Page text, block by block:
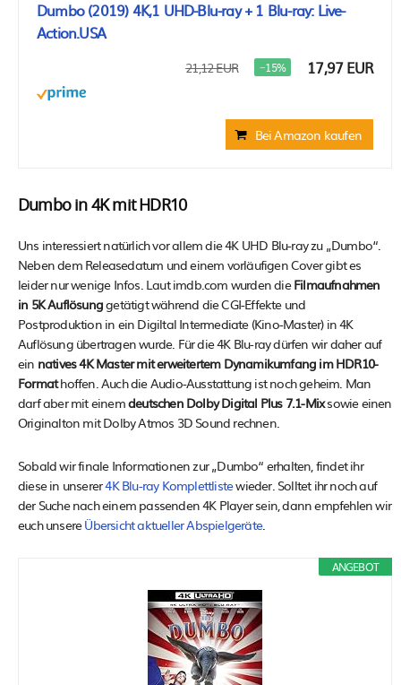
Dumbo (2019) 4K,1 UHD-Blu-ray + 1 Blu-ray: Live-
Action.USA
21,12 EUR −15% 17,97 EUR
Bei Amazon kaufen
Dumbo in 4K mit HDR10
Uns interessiert natürlich vor allem die 4K UHD Blu-ray zu „Dumbo“.
Neben dem Releasedatum und einem vorläufigen Cover gibt es
leider nur wenige Infos. Laut imdb.com wurden dieFilmaufnahmen
in 5K Auflösunggetätigt während die CGI-Effekte und
Postproduktion in ein Digiltal Intermediate (Kino-Master) in 4K
Auflösung übertragen wurde. Für die 4K Blu-ray dürfen wir daher auf
ein natives 4K Mastermit erweitertem Dynamikumfang im HDR10-
Formathoffen. Auch die Audio-Ausstattung ist noch geheim. Man
darf aber mit einemdeutschen Dolby Digital Plus 7.1-Mixsowie einen
Originalton mit Dolby Atmos 3D Sound rechnen.
Sobald wir finale Informationen zur „Dumbo“ erhalten, findet ihr
diese in unserer4K Blu-ray Komplettlistewieder. Solltet ihr noch auf
der Suche nach einem passenden 4K Player sein, dann empfehlen wir
euch unsereÜbersicht aktueller Abspielgeräte.
ANGEBOT